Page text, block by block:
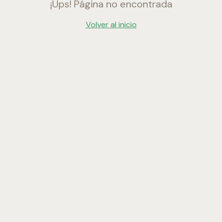
¡Ups! Página no encontrada
Volver al inicio